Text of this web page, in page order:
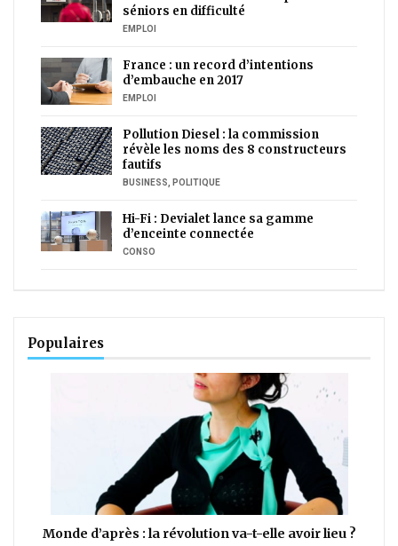
séniors en difficulté
EMPLOI
France : un record d’intentions
d’embauche en 2017
EMPLOI
Pollution Diesel : la commission
révèle les noms des 8 constructeurs
fautifs
BUSINESS POLITIQUE
Hi-Fi : Devialet lance sa gamme
d’enceinte connectée
CONSO
Populaires
Monde d’après : la révolution va-t-elle avoir lieu ?